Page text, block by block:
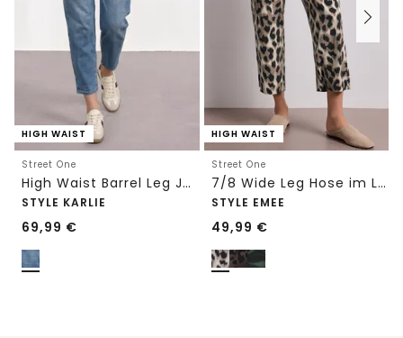
HIGH WAIST
Street One
High Waist Barrel Leg Jeans im Loose Fit
STYLE KARLIE
69,99 €
HIGH WAIST
Street One
7/8 Wide Leg Hose im Loose Fit mit Print
STYLE EMEE
49,99 €